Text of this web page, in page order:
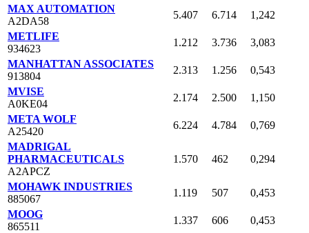
MAX AUTOMATION
A2DA58
5.407 6.714
1,242
METLIFE
934623
1.212 3.736
3,083
MANHATTAN ASSOCIATES
913804
2.313 1.256
0,543
MVISE
A0KE04
2.174 2.500
1,150
META WOLF
A25420
6.224 4.784
0,769
MADRIGAL
PHARMACEUTICALS
A2APCZ
1.570 462 0,294
MOHAWK INDUSTRIES
885067
1.119 507
0,453
MOOG
865511
1.337 606
0,453